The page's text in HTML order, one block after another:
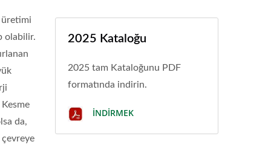
üretimi
olabilir.
Kesme
da,
2025 Kataloğu
2025 tam Kataloğunu PDF
formatında indirin.
İNDIRMEK